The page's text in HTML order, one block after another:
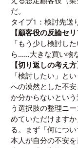
だ。
タイプ1：検討先送
【顧客役の反論セリ
「もう少し検討し
ら……大きな買い物
【切り返しの考え方
「検討したい」と
への漠然とした不
か分からないとい
う選択肢の整理ニ
めていただけます
る。まず「何につ
本人が自分の不安